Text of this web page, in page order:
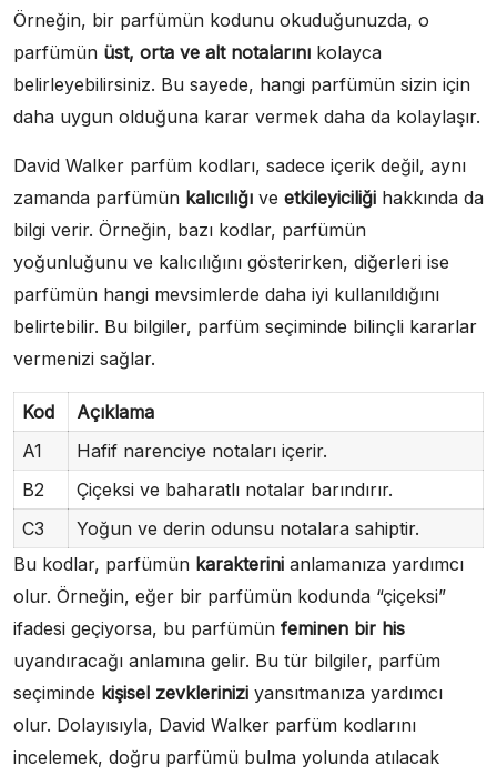
Örneğin, bir parfümün kodunu okuduğunuzda, o
parfümün üst, orta ve alt notalarını kolayca
belirleyebilirsiniz. Bu sayede, hangi parfümün sizin için
daha uygun olduğuna karar vermek daha da kolaylaşır.
David Walker parfüm kodları, sadece içerik değil, aynı
zamanda parfümün kalıcılığı ve etkileyiciliği hakkında da
bilgi verir. Örneğin, bazı kodlar, parfümün
yoğunluğunu ve kalıcılığını gösterirken, diğerleri ise
parfümün hangi mevsimlerde daha iyi kullanıldığını
belirtebilir. Bu bilgiler, parfüm seçiminde bilinçli kararlar
vermenizi sağlar.
Kod
Açıklama
A1
Hafif narenciye notaları içerir.
B2
Çiçeksi ve baharatlı notalar barındırır.
C3
Yoğun ve derin odunsu notalara sahiptir.
Bu kodlar, parfümün karakterini anlamanıza yardımcı
olur. Örneğin, eğer bir parfümün kodunda “çiçeksi”
ifadesi geçiyorsa, bu parfümün feminen bir his
uyandıracağı anlamına gelir. Bu tür bilgiler, parfüm
seçiminde kişisel zevklerinizi yansıtmanıza yardımcı
olur. Dolayısıyla, David Walker parfüm kodlarını
incelemek, doğru parfümü bulma yolunda atılacak